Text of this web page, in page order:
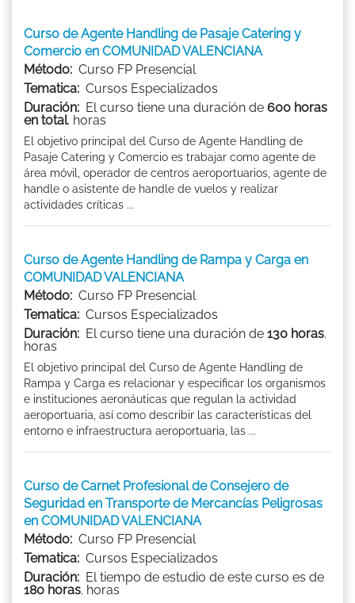
Curso de Agente Handling de Pasaje Catering y
Comercio en COMUNIDAD VALENCIANA
Método: Curso FP Presencial
Tematica: Cursos Especializados
Duración: El curso tiene una duración de 600 horas
en total. horas
El objetivo principal del Curso de Agente Handling de
Pasaje Catering y Comercio es trabajar como agente de
área móvil, operador de centros aeroportuarios, agente de
handle o asistente de handle de vuelos y realizar
actividades críticas ...
Curso de Agente Handling de Rampa y Carga en
COMUNIDAD VALENCIANA
Método: Curso FP Presencial
Tematica: Cursos Especializados
Duración: El curso tiene una duración de 130 horas.
horas
El objetivo principal del Curso de Agente Handling de
Rampa y Carga es relacionar y especificar los organismos
e instituciones aeronáuticas que regulan la actividad
aeroportuaria, así como describir las características del
entorno e infraestructura aeroportuaria, las ...
Curso de Carnet Profesional de Consejero de
Seguridad en Transporte de Mercancías Peligrosas
en COMUNIDAD VALENCIANA
Método: Curso FP Presencial
Tematica: Cursos Especializados
Duración: El tiempo de estudio de este curso es de
180 horas. horas